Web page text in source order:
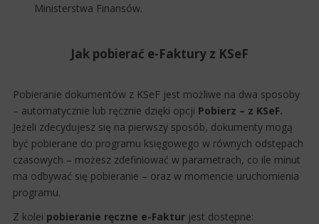
Ministerstwa Finansów.
Jak pobierać e-Faktury z KSeF
Pobieranie dokumentów z KSeF jest możliwe na dwa sposoby
– automatycznie lub ręcznie dzięki opcji Pobierz – z KSeF.
Jeżeli zdecydujesz się na pierwszy sposób, dokumenty mogą
być pobierane do programu księgowego w równych odstępach
czasowych – możesz zdefiniować w parametrach, co ile minut
ma odbywać się pobieranie – oraz w momencie uruchomienia
programu.
Z kolei pobieranie ręczne e-Faktur jest dostępne: